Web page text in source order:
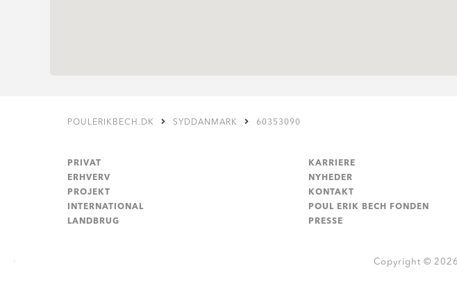
POULERIKBECH.DK SYDDANMARK 60353090
PRIVAT
ERHVERV
PROJEKT
INTERNATIONAL
LANDBRUG
KARRIERE
NYHEDER
KONTAKT
POUL ERIK BECH FONDEN
PRESSE
Copyright ©